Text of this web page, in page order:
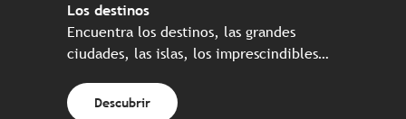
Los destinos
Encuentra los destinos, las grandes
ciudades, las islas, los imprescindibles…
Descubrir